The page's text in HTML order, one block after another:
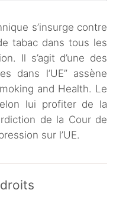
s’insurge contre
tabac dans tous les
Il s’agit d’une des
dans l’UE” assène
and Health. Le
lui profiter de la
de la Cour de
sur l’UE.